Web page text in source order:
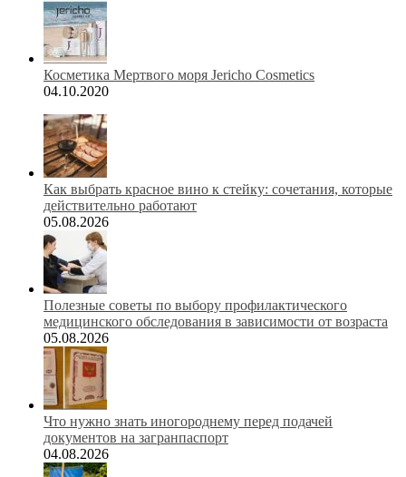
Косметика Мертвого моря Jericho Cosmetics
04.10.2020
Как выбрать красное вино к стейку: сочетания, которые
действительно работают
05.08.2026
Полезные советы по выбору профилактического
медицинского обследования в зависимости от возраста
05.08.2026
Что нужно знать иногороднему перед подачей
документов на загранпаспорт
04.08.2026